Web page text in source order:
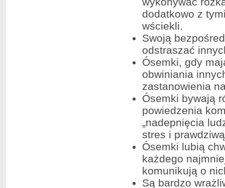
dodatkowo z
wściekli.
Swoją
odstraszać
Ósemki, gdy
obwiniania
zastanowienia
Ósemki bywają
powiedzenia
„nadepnięcia
stres i
Ósemki lubią
każdego
komunikują o
Są bardzo